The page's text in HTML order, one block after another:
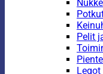
Pelit
Legot